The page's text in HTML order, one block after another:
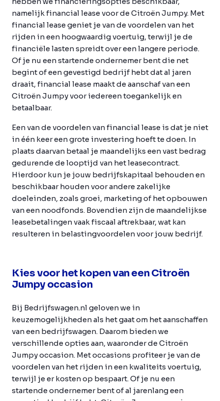
namelijk financial lease voor de Citroën Jumpy. Met
financial lease geniet je van de voordelen van het
rijden in een hoogwaardig voertuig, terwijl je de
financiële lasten spreidt over een langere periode.
Of je nu een startende ondernemer bent die net
begint of een gevestigd bedrijf hebt dat al jaren
draait, financial lease maakt de aanschaf van een
Citroën Jumpy voor iedereen toegankelijk en
betaalbaar.
Een van de voordelen van financial lease is dat je niet
in één keer een grote investering hoeft te doen. In
plaats daarvan betaal je maandelijks een vast bedrag
gedurende de looptijd van het leasecontract.
Hierdoor kun je jouw bedrijfskapitaal behouden en
beschikbaar houden voor andere zakelijke
doeleinden, zoals groei, marketing of het opbouwen
van een noodfonds. Bovendien zijn de maandelijkse
leasebetalingen vaak fiscaal aftrekbaar, wat kan
resulteren in belastingvoordelen voor jouw bedrijf.
Kies voor het kopen van een Citroën
Jumpy occasion
Bij Bedrijfswagen.nl geloven we in
keuzemogelijkheden als het gaat om het aanschaffen
van een bedrijfswagen. Daarom bieden we
verschillende opties aan, waaronder de Citroën
Jumpy occasion. Met occasions profiteer je van de
voordelen van het rijden in een kwaliteits voertuig,
terwijl je er kosten op bespaart. Of je nu een
startende ondernemer bent of al jarenlang een